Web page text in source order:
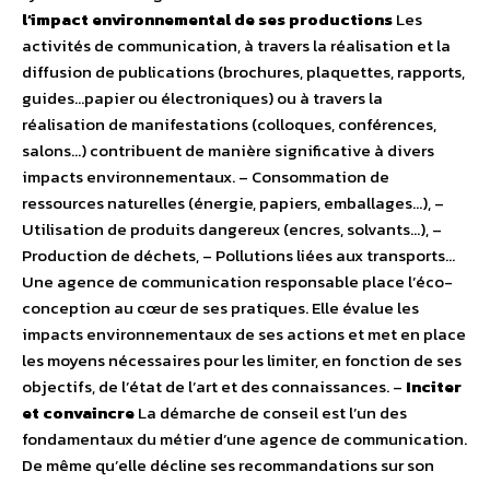
l’impact environnemental de ses productionsLes
activités de communication, à travers la réalisation et la
diffusion de publications (brochures, plaquettes, rapports,
guides…papier ou électroniques) ou à travers la
réalisation de manifestations (colloques, conférences,
salons…) contribuent de manière significative à divers
impacts environnementaux. – Consommation de
ressources naturelles (énergie, papiers, emballages…), –
Utilisation de produits dangereux (encres, solvants…), –
Production de déchets, – Pollutions liées aux transports…
Une agence de communication responsable place l’éco-
conception au cœur de ses pratiques. Elle évalue les
impacts environnementaux de ses actions et met en place
les moyens nécessaires pour les limiter, en fonction de ses
objectifs, de l’état de l’art et des connaissances. – Inciter
et convaincreLa démarche de conseil est l’un des
fondamentaux du métier d’une agence de communication.
De même qu’elle décline ses recommandations sur son